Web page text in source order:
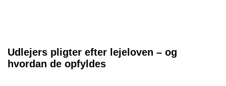
Udlejers pligter efter lejeloven – og
hvordan de opfyldes